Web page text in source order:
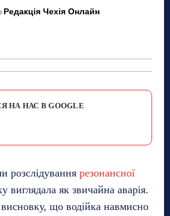
Редакція Чехія Онлайн
НА НАС В GOOGLE
розслідування резонансної
виглядала як звичайна аварія.
що водійка навмисно